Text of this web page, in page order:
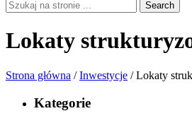
Lokaty
Strona główna /Inwestycje / Lokaty
Kategorie